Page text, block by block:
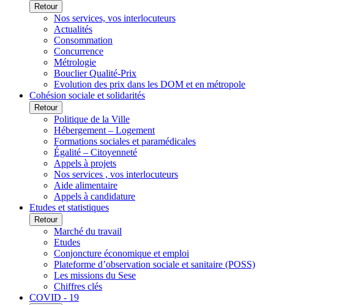
Retour
Nos services, vos interlocuteurs
Actualités
Consommation
Concurrence
Métrologie
Bouclier Qualité-Prix
Evolution des prix dans les DOM et en métropole
Cohésion sociale et solidarités
Retour
Politique de la Ville
Hébergement – Logement
Formations sociales et paramédicales
Égalité – Citoyenneté
Appels à projets
Nos services , vos interlocuteurs
Aide alimentaire
Appels à candidature
Etudes et statistiques
Retour
Marché du travail
Etudes
Conjoncture économique et emploi
Plateforme d’observation sociale et sanitaire (POSS)
Les missions du Sese
Chiffres clés
COVID - 19